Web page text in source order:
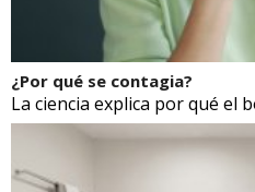
¿Por qué se contagia?
La ciencia explica por qué el